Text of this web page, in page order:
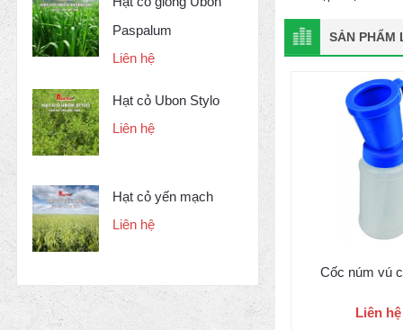
Paspalum
Liên hệ
Hạt cỏ Ubon Stylo
Liên hệ
Hạt cỏ yến mạch
Liên hệ
SẢN PHẨM
Cốc núm vú
Liên hệ